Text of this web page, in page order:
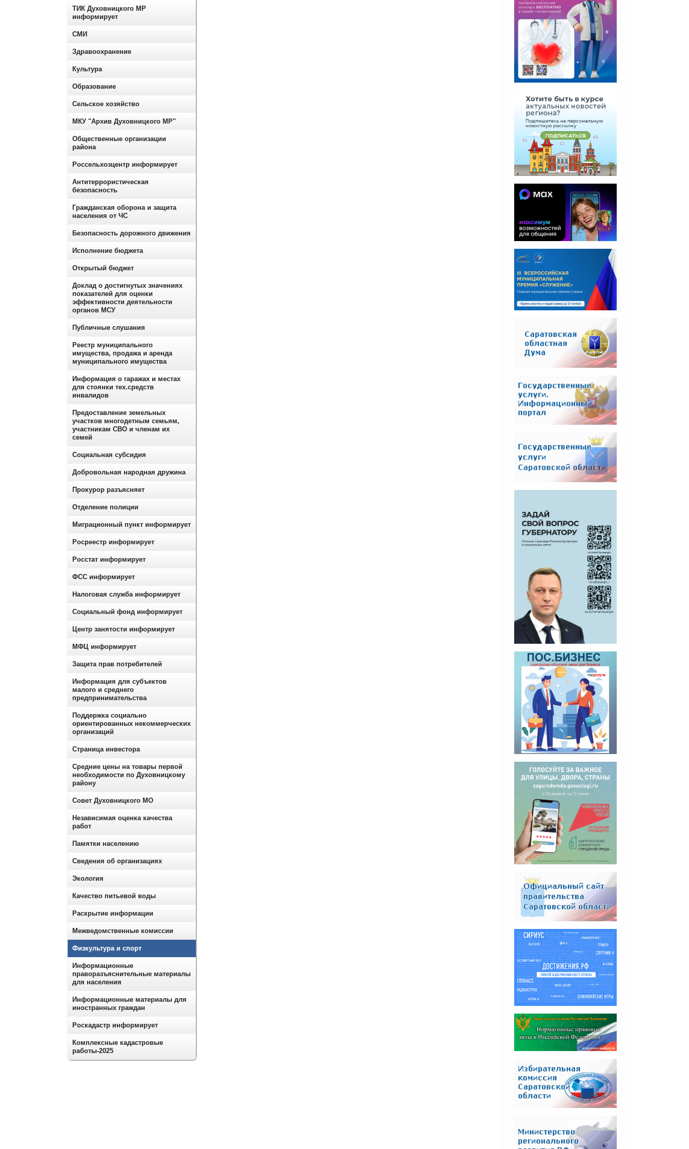
ТИК Духовницкого МР
информирует
СМИ
Здравоохранение
Культура
Образование
Сельское хозяйство
МКУ "Архив Духовницкого МР"
Общественные организации
района
Россельхозцентр информирует
Антитеррористическая
безопасность
Гражданская оборона и защита
населения от ЧС
Безопасность дорожного движения
Исполнение бюджета
Открытый бюджет
Доклад о достигнутых значениях
показателей для оценки
эффективности деятельности
органов МСУ
Публичные слушания
Реестр муниципального
имущества, продажа и аренда
муниципального имущества
Информация о гаражах и местах
для стоянки тех.средств
инвалидов
Предоставление земельных
участков многодетным семьям,
участникам СВО и членам их
семей
Социальная субсидия
Добровольная народная дружина
Прокурор разъясняет
Отделение полиции
Миграционный пункт информирует
Росреестр информирует
Росстат информирует
ФСС информирует
Налоговая служба информирует
Социальный фонд информирует
Центр занятости информирует
МФЦ информирует
Защита прав потребителей
Информация для субъектов
малого и среднего
предпринимательства
Поддержка социально
ориентированных некоммерческих
организаций
Страница инвестора
Средние цены на товары первой
необходимости по Духовницкому
району
Совет Духовницкого МО
Независимая оценка качества
работ
Памятки населению
Сведения об организациях
Экология
Качество питьевой воды
Раскрытие информации
Межведомственные комиссии
Физкультура и спорт
Информационные
праворазъяснительные материалы
для населения
Информационные материалы для
иностранных граждан
Роскадастр информирует
Комплексные кадастровые
работы-2025